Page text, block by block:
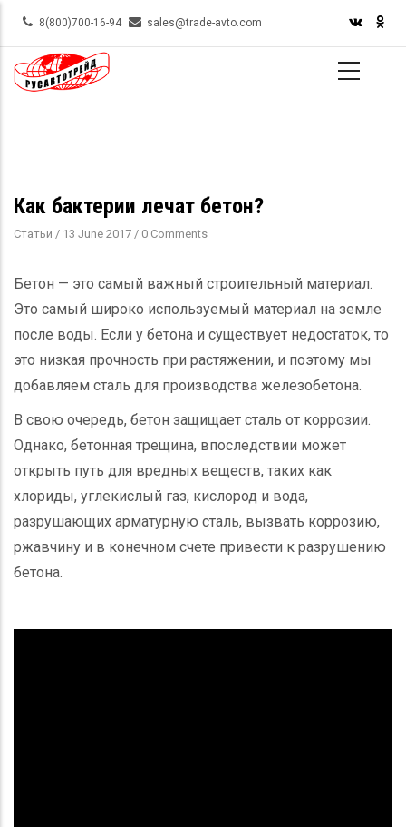
Skip
main
content
8(800)700-16-94 sales@trade-avto.com
Как бактерии лечат бетон?
Статьи / 13 June 2017 / 0 Comments
Бетон — это самый важный строительный материал.
Это самый широко используемый материал на земле
после воды. Если у бетона и существует недостаток, то
это низкая прочность при растяжении, и поэтому мы
добавляем сталь для производства железобетона.
В свою очередь, бетон защищает сталь от коррозии.
Однако, бетонная трещина, впоследствии может
открыть путь для вредных веществ, таких как
хлориды, углекислый газ, кислород и вода,
разрушающих арматурную сталь, вызвать коррозию,
ржавчину и в конечном счете привести к разрушению
бетона.